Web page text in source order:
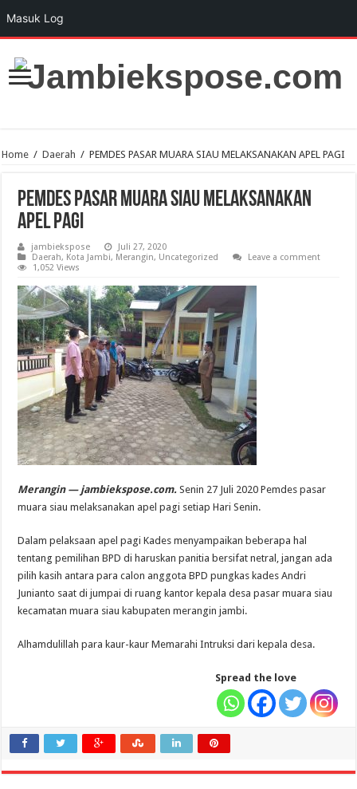
Home / Daerah / PEMDES PASAR MUARA SIAU MELAKSANAKAN APEL PAGI
PEMDES PASAR MUARA SIAU MELAKSANAKAN
APEL PAGI
jambiekspose
Juli 27, 2020
Daerah, Kota Jambi, Merangin, Uncategorized
Leave a comment
1,052 Views
Merangin — jambiekspose.com. Senin 27 Juli 2020 Pemdes pasar
muara siau melaksanakan apel pagi setiap Hari Senin.
Dalam pelaksaan apel pagi Kades menyampaikan beberapa hal
tentang pemilihan BPD di haruskan panitia bersifat netral, jangan ada
pilih kasih antara para calon anggota BPD pungkas kades Andri
Junianto saat di jumpai di ruang kantor kepala desa pasar muara siau
kecamatan muara siau kabupaten merangin jambi.
Alhamdulillah para kaur-kaur Memarahi Intruksi dari kepala desa.
Spread the love
Masuk Log